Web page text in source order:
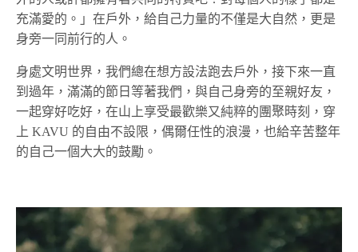
充滿愛的。」在戶外，給自己力量的不僅是大自然，更是
身旁一同前行的人。
身處文明世界，我們總在想方設法跑去戶外，接下來一直
到過年，滿滿的節日等著我們，與自己身旁的至親好友，
一起穿好吃好，在山上享受最歡樂又純粹的團聚時刻，穿
上 KAVU 的自由不設限，偶爾任性的浪漫，也給辛苦整年
的自己一個大大的鼓勵。